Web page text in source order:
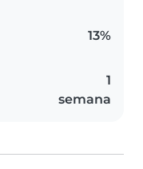
13%
1
semana